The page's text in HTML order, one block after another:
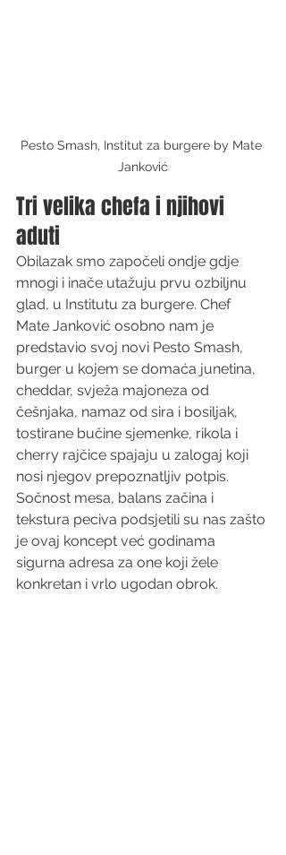
Pesto Smash, Institut za burgere by Mate
Janković
Tri velika chefa i njihovi
aduti
Obilazak smo započeli ondje gdje
mnogi i inače utažuju prvu ozbiljnu
glad, u Institutu za burgere. Chef
Mate Janković osobno nam je
predstavio svoj novi Pesto Smash,
burger u kojem se domaća junetina,
cheddar, svježa majoneza od
češnjaka, namaz od sira i bosiljak,
tostirane bučine sjemenke, rikola i
cherry rajčice spajaju u zalogaj koji
nosi njegov prepoznatljiv potpis.
Sočnost mesa, balans začina i
tekstura peciva podsjetili su nas zašto
je ovaj koncept već godinama
sigurna adresa za one koji žele
konkretan i vrlo ugodan obrok.